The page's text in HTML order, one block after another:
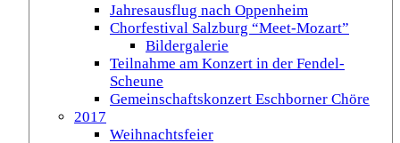
Jahresausflug nach Oppenheim
Chorfestival Salzburg “Meet-Mozart”
Bildergalerie
Teilnahme am Konzert in der Fendel-
Scheune
Gemeinschaftskonzert Eschborner Chöre
2017
Weihnachtsfeier